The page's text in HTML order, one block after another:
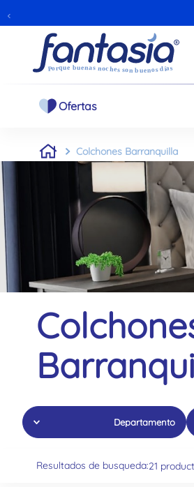
Ofertas
Colchones Barranquilla
Departamento
Resultados de busqueda:21